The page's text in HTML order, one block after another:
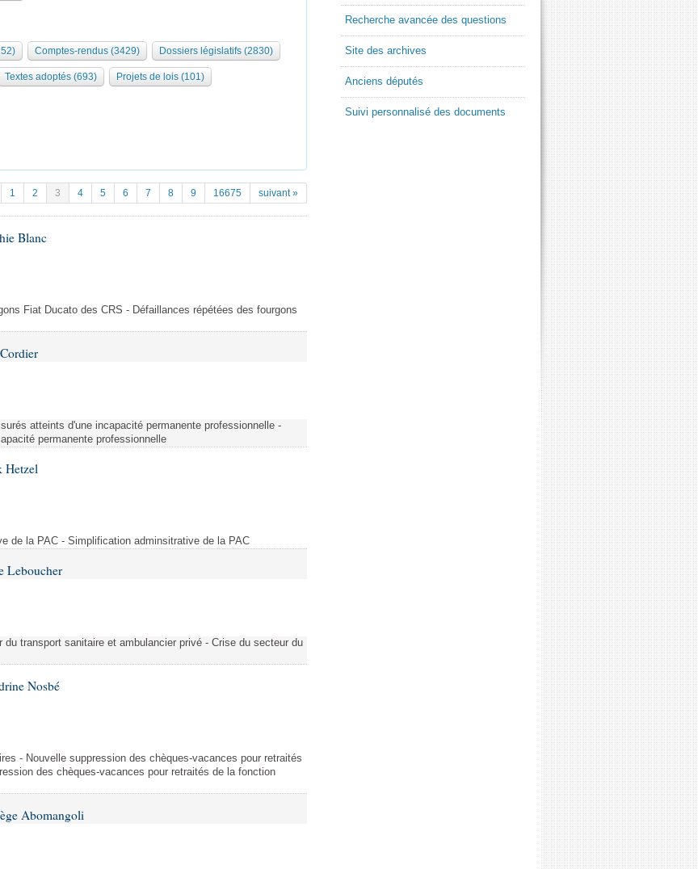
Comptes-rendus (3429) Dossiers législatifs (2830)
Textes adoptés (693) Projets de lois (101)
1 2 3 4 5 6 7 8 9 16675 suivant »
Blanc
Fiat Ducato des CRS - Défaillances répétées des fourgons
atteints d'une incapacité permanente professionnelle -
permanente professionnelle
Hetzel
de la PAC - Simplification adminsitrative de la PAC
Leboucher
transport sanitaire et ambulancier privé - Crise du secteur du
Nosbé
- Nouvelle suppression des chèques-vacances pour retraités
des chèques-vacances pour retraités de la fonction
Abomangoli
Recherche avancée des questions
Site des archives
Anciens députés
Suivi personnalisé des documents